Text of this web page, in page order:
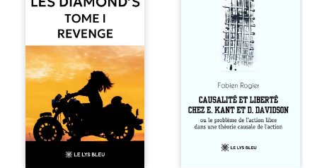
de motards aussi
réputé et respecté
que redouté dans
tout le pays. Rien
ne la prédestinait
à cette vie, mais
les épreuves ont
forgé une femme
dure, inaccessible
et résolue à ne
jamais dévoiler
ses faiblesses,
jusqu’à ce que le
actes s’inscrit
dans une chaîne
de causes ? À
travers une
confrontation
entre les pensées
d’Emmanuel Kant
et de Donald
Davidson, cet
essai explore les
liens entre libre
déterminisme